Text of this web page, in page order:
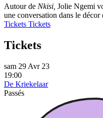
Autour de Nkisi, Jolie Ngemi
une conversation dans le décor
Tickets Tickets
Tickets
sam 29 Avr 23
19:00
De Kriekelaar
Passés